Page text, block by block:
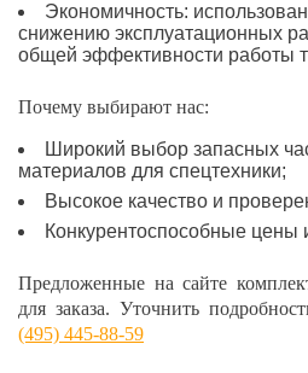
Экономичность:
снижению эксплуатационных
общей эффективности работы
Почему выбирают нас:
Широкий выбор запасных
материалов для спецтехники;
Высокое качество и
Конкурентоспособные цены
Предложенные на сайте
для заказа. Уточнить
(495) 445-88-59